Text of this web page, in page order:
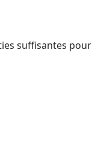
suffisantes pour